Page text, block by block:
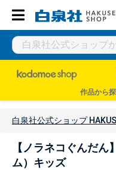
作品から
白泉社公式ショップ
【ノラネコぐんだ
ム）キッズ